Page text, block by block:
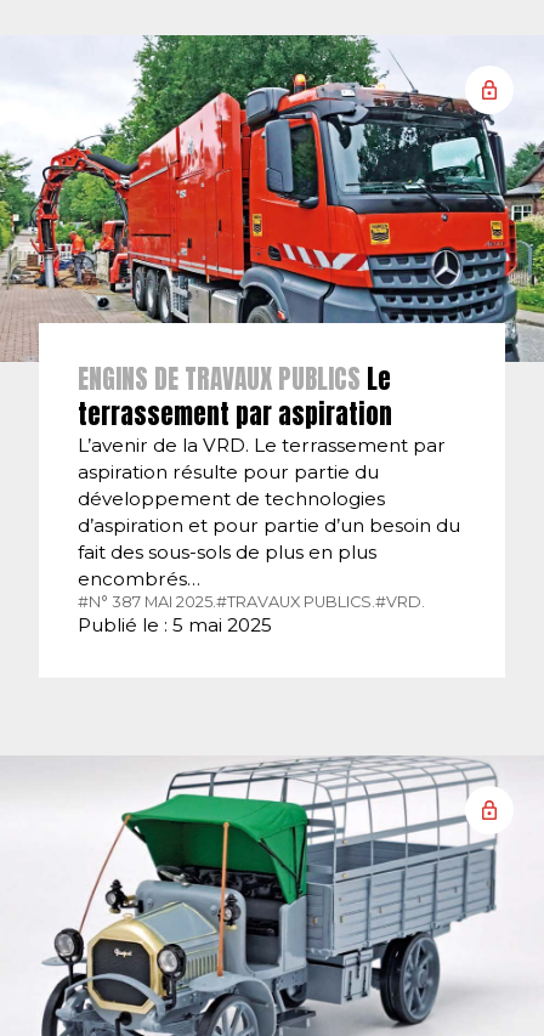
ENGINS DE TRAVAUX PUBLICS Le
terrassement par aspiration
L’avenir de la VRD. Le terrassement par
aspiration résulte pour partie du
développement de technologies
d’aspiration et pour partie d’un besoin du
fait des sous-sols de plus en plus
encombrés…
#N° 387 MAI 2025. #TRAVAUX PUBLICS. #VRD.
Publié le : 5 mai 2025